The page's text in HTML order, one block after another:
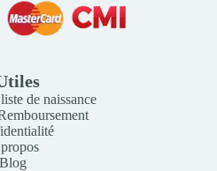
de naissance
Blog